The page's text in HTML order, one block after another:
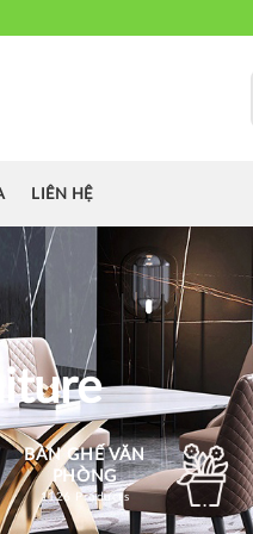
LIÊN HỆ
BÀN GHẾ VĂN
PHÒNG
1126 Products